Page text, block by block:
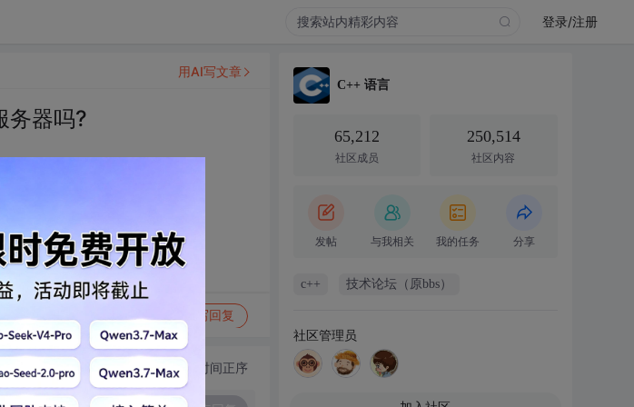
登录/注册
务器吗?
写回复
用AI写文章
切换为时间正序
C++ 语言
65,212
社区成员
250,514
社区内容
发帖 与我相关 我的任务 分享
c++ 技术论坛（原bbs）
社区管理员